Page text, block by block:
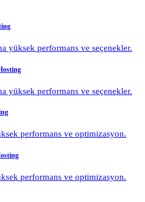
yüksek performans ve seçenekler.
yüksek performans ve seçenekler.
performans ve optimizasyon.
performans ve optimizasyon.